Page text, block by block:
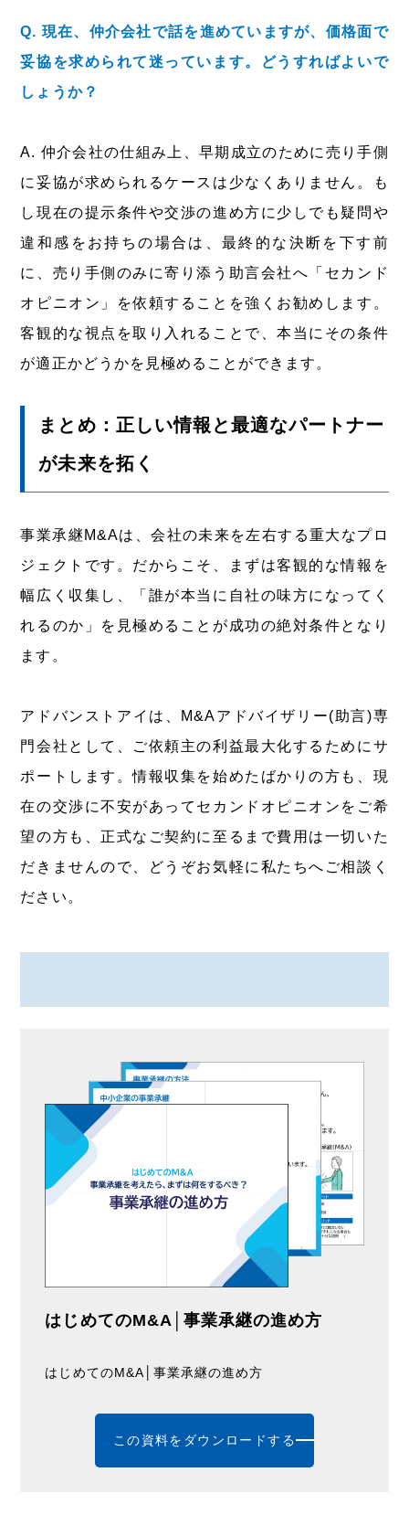
Q. 現在、仲介会社で話を進めていますが、価格面で
妥協を求められて迷っています。どうすればよいで
しょうか？
A. 仲介会社の仕組み上、早期成立のために売り手側
に妥協が求められるケースは少なくありません。も
し現在の提示条件や交渉の進め方に少しでも疑問や
違和感をお持ちの場合は、最終的な決断を下す前
に、売り手側のみに寄り添う助言会社へ「セカンド
オピニオン」を依頼することを強くお勧めします。
客観的な視点を取り入れることで、本当にその条件
が適正かどうかを見極めることができます。
まとめ：正しい情報と最適なパートナー
が未来を拓く
事業承継M&Aは、会社の未来を左右する重大なプロ
ジェクトです。だからこそ、まずは客観的な情報を
幅広く収集し、「誰が本当に自社の味方になってく
れるのか」を見極めることが成功の絶対条件となり
ます。
アドバンストアイは、M&Aアドバイザリー(助言)専
門会社として、ご依頼主の利益最大化するためにサ
ポートします。情報収集を始めたばかりの方も、現
在の交渉に不安があってセカンドオピニオンをご希
望の方も、正式なご契約に至るまで費用は一切いた
だきませんので、どうぞお気軽に私たちへご相談く
ださい。
はじめてのM&A│事業承継の進め方
はじめてのM&A│事業承継の進め方
この資料をダウンロードする